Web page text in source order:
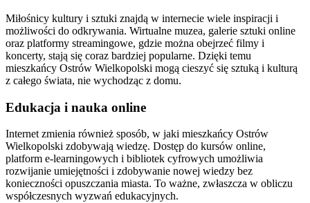
Miłośnicy kultury i sztuki znajdą w internecie wiele inspiracji i
możliwości do odkrywania. Wirtualne muzea, galerie sztuki online
oraz platformy streamingowe, gdzie można obejrzeć filmy i
koncerty, stają się coraz bardziej popularne. Dzięki temu
mieszkańcy Ostrów Wielkopolski mogą cieszyć się sztuką i kulturą
z całego świata, nie wychodząc z domu.
Edukacja i nauka online
Internet zmienia również sposób, w jaki mieszkańcy Ostrów
Wielkopolski zdobywają wiedzę. Dostęp do kursów online,
platform e-learningowych i bibliotek cyfrowych umożliwia
rozwijanie umiejętności i zdobywanie nowej wiedzy bez
konieczności opuszczania miasta. To ważne, zwłaszcza w obliczu
współczesnych wyzwań edukacyjnych.